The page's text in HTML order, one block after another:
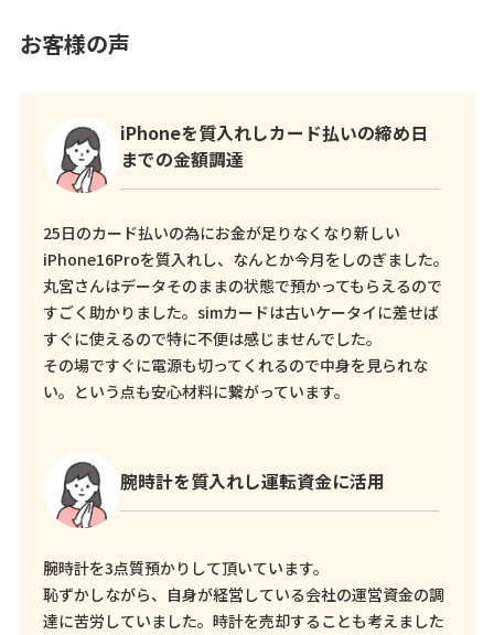
お客様の声
iPhoneを質入れしカード払いの締め日
までの金額調達
25日のカード払いの為にお金が足りなくなり新しい
iPhone16Proを質入れし、なんとか今月をしのぎました。
丸宮さんはデータそのままの状態で預かってもらえるので
すごく助かりました。simカードは古いケータイに差せば
すぐに使えるので特に不便は感じませんでした。
その場ですぐに電源も切ってくれるので中身を見られな
い。という点も安心材料に繋がっています。
腕時計を質入れし運転資金に活用
腕時計を3点質預かりして頂いています。
恥ずかしながら、自身が経営している会社の運営資金の調
達に苦労していました。時計を売却することも考えました